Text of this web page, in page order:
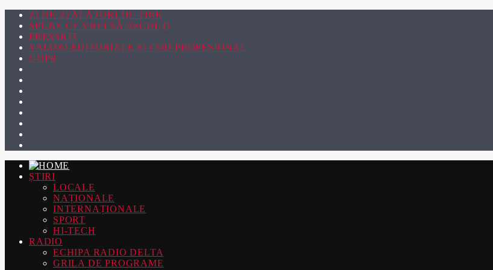
ZI DE ZI ALĂTURI DE TINE
SPUNE CE VREI SĂ ASCULȚI
PRESSKIT
VALORI EDITORIALE ȘI COD PROFESIONAL
GDPR
ȘTIRI
LOCALE
NAȚIONALE
INTERNAȚIONALE
SPORT
HI-TECH
RADIO
ECHIPA RADIO DELTA
GRILA DE PROGRAME